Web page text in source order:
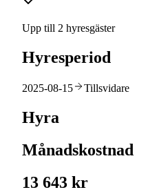
Upp till 2 hyresgäster
Hyresperiod
2025-08-15 Tillsvidare
Hyra
Månadskostnad
13 643 kr